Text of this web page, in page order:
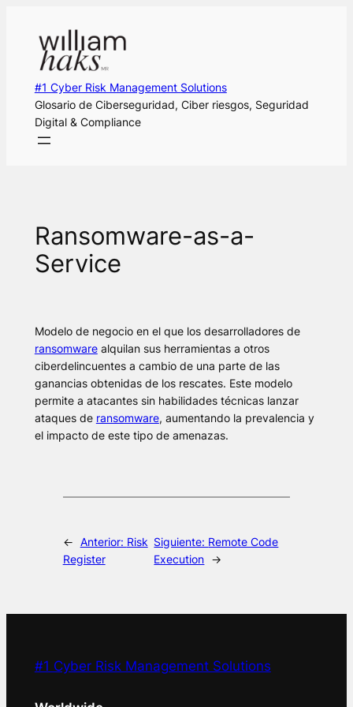
contenido
#1 Cyber Risk Management Solutions
Glosario de Ciberseguridad, Ciber riesgos, Seguridad
Digital & Compliance
Ransomware-as-a-
Service
Modelo de negocio en el que los desarrolladores de
ransomwarealquilan sus herramientas a otros
ciberdelincuentes a cambio de una parte de las
ganancias obtenidas de los rescates. Este modelo
permite a atacantes sin habilidades técnicas lanzar
ataques de ransomware, aumentando la prevalencia y
el impacto de este tipo de amenazas.
← Anterior: Risk
Register
Siguiente: Remote Code
Execution →
#1 Cyber Risk Management Solutions